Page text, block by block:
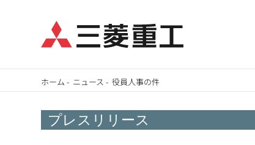
イ
ホーム - ニュース -役員人事の件
プレスリリース